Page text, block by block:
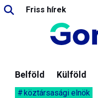
Friss hírek
Belföld Külföld
köztársasági elnök